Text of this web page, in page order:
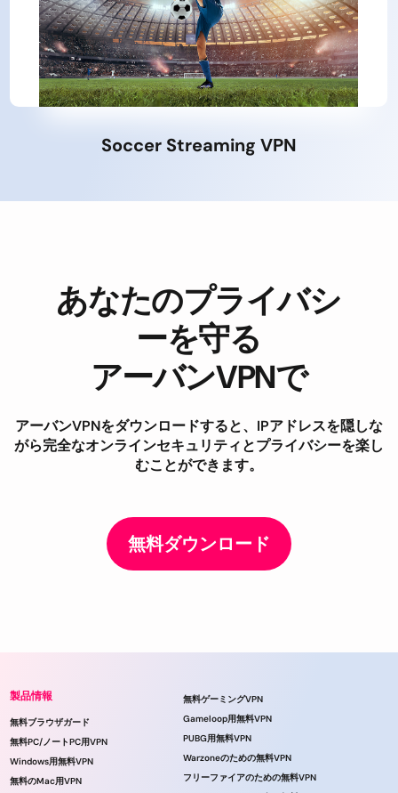
Soccer Streaming VPN
あなたのプライバシ
ーを守る
アーバンVPNで
アーバンVPNをダウンロードすると、IPアドレスを隠しな
がら完全なオンラインセキュリティとプライバシーを楽し
むことができます。
無料ダウンロード
製品情報
無料ブラウザガード
無料PC/ノートPC用VPN
Windows用無料VPN
無料のMac用VPN
無料ゲーミングVPN
Gameloop用無料VPN
PUBG用無料VPN
Warzoneのための無料VPN
フリーファイアのための無料VPN